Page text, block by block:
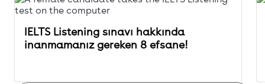
IELTS Listening sınavı hakkında
inanmamanız gereken 8 efsane!